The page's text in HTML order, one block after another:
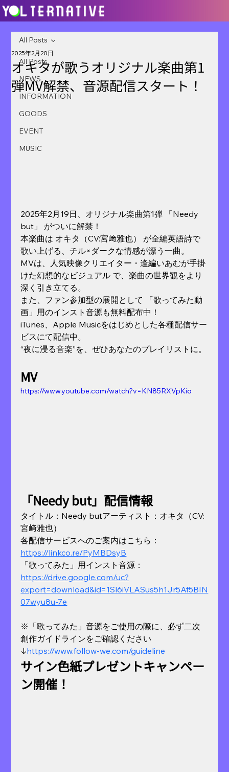
All Posts
NEWS
INFORMATION
GOODS
EVENT
MUSIC
All Posts
オキタが歌うオリジナル楽曲第1
弾MV解禁、音源配信スタート！
2025年2月20日
2025年2月19日、オリジナル楽曲第1弾 「Needy
but」 がついに解禁！
本楽曲は オキタ（CV:宮﨑雅也） が全編英語詩で
歌い上げる、チル×ダークな情感が漂う一曲。
MVは、人気映像クリエイター・逢編いあむが手掛
けた幻想的なビジュアル で、楽曲の世界観をより
深く引き立てる。
また、ファン参加型の展開として 「歌ってみた動
画」用のインスト音源も無料配布中！
iTunes、Apple Musicをはじめとした各種配信サー
ビスにて配信中。
“夜に浸る音楽”を、ぜひあなたのプレイリストに。
MV
https://www.youtube.com/watch?v=KN85RXVpKio
「Needy but」配信情報
タイトル：Needy butアーティスト：オキタ（CV:
宮﨑雅也）
各配信サービスへのご案内はこちら：
https://linkco.re/PyMBDsyB
「歌ってみた」用インスト音源：
https://drive.google.com/uc?
export=download&id=1Sl6iVLASus5h1Jr5Af5BIN
07wyu8u-7e
※「歌ってみた」音源をご使用の際に、必ず二次
創作ガイドラインをご確認ください
↓https://www.follow-we.com/guideline
サイン色紙プレゼントキャンペー
ン開催！